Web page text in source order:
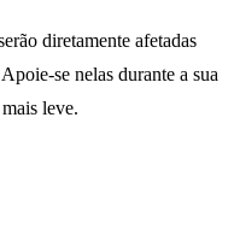
diretamente afetadas
se nelas durante a sua
leve.